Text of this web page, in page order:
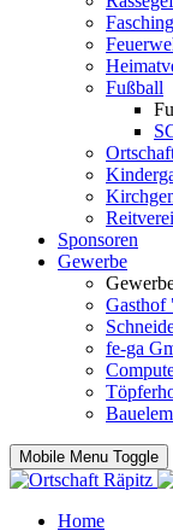
Fußball
Sponsoren
Gewerbe
Gasthof
fe-ga
Mobile Menu Toggle
Home